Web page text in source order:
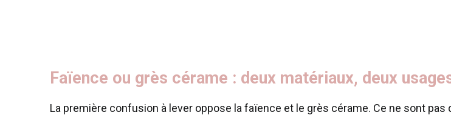
Faïence ou grès cérame : deux matériaux, deux
La première confusion à lever oppose la faïence et le grès cérame. Ce ne sont